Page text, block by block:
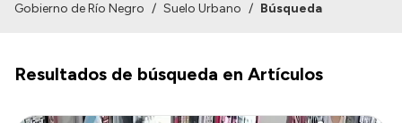
Gobierno de Río Negro / Suelo Urbano / Búsqueda
Resultados de búsqueda en Artículos